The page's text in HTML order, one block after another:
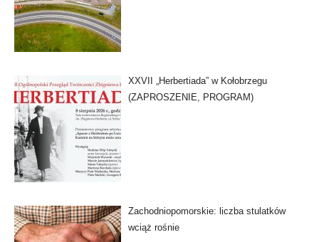
XXVII „Herbertiada” w Kołobrzegu
(ZAPROSZENIE, PROGRAM)
Zachodniopomorskie: liczba stulatków
wciąż rośnie